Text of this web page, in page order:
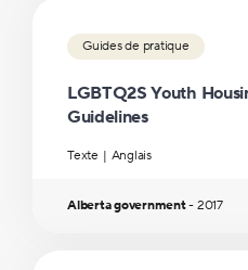
Guides de pratique
LGBTQ2S Youth
Guidelines
Texte Anglais
Alberta government- 2017